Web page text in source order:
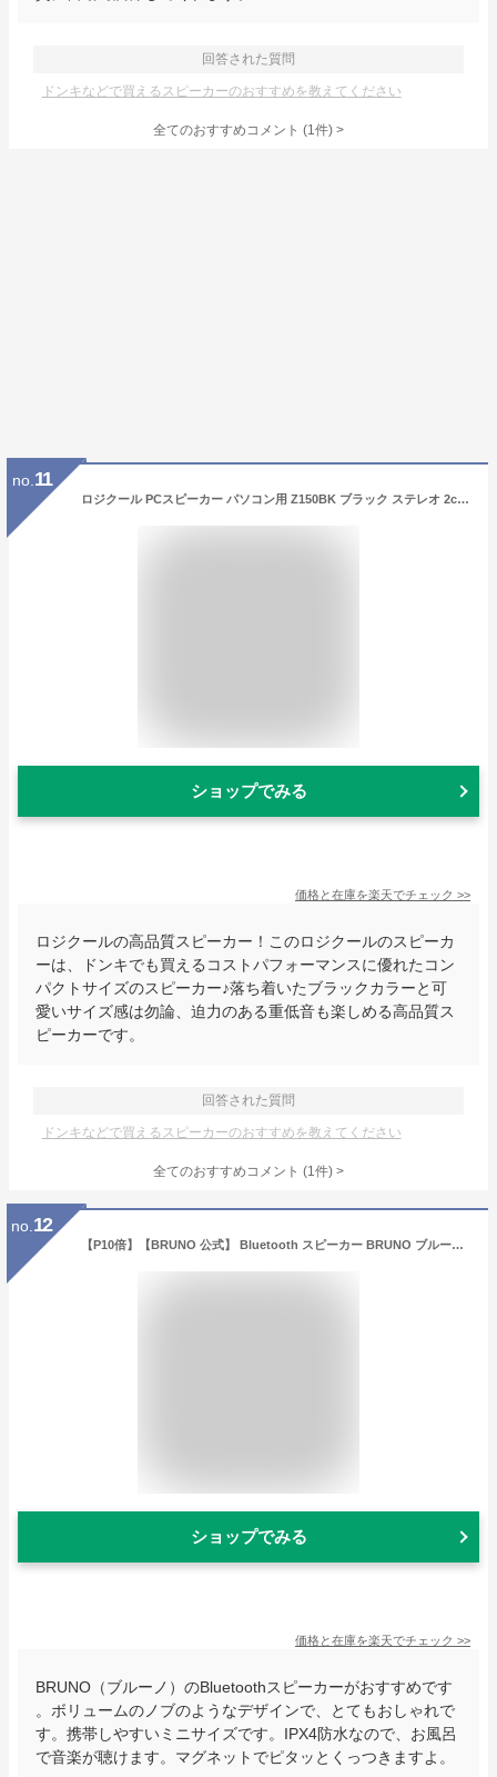
回答された質問
ドンキなどで買えるスピーカーのおすすめを教えてください
全てのおすすめコメント (1件) >
no. 11
ロジクール PCスピーカー パソコン用 Z150BK ブラック ステレオ 2ch コンパクト 3.5mm入力対応 国内正規品 2年間メーカー保証
ショップでみる
価格と在庫を楽天でチェック >>
ロジクールの高品質スピーカー！このロジクールのスピーカ
ーは、ドンキでも買えるコストパフォーマンスに優れたコン
パクトサイズのスピーカー♪落ち着いたブラックカラーと可
愛いサイズ感は勿論、迫力のある重低音も楽しめる高品質ス
ピーカーです。
回答された質問
ドンキなどで買えるスピーカーのおすすめを教えてください
全てのおすすめコメント (1件) >
no. 12
【P10倍】【BRUNO 公式】 Bluetooth スピーカー BRUNO ブルーノ ボリューム ノブ IPX4 防水 マグネット アウトドア キッチン TWS ハンズフリー おしゃれ サウンド 音楽 ミュージック BDメッセージカード 対応 引っ越し祝い 入学祝い
ショップでみる
価格と在庫を楽天でチェック >>
BRUNO（ブルーノ）のBluetoothスピーカーがおすすめです
。ボリュームのノブのようなデザインで、とてもおしゃれで
す。携帯しやすいミニサイズです。IPX4防水なので、お風呂
で音楽が聴けます。マグネットでピタッとくっつきますよ。